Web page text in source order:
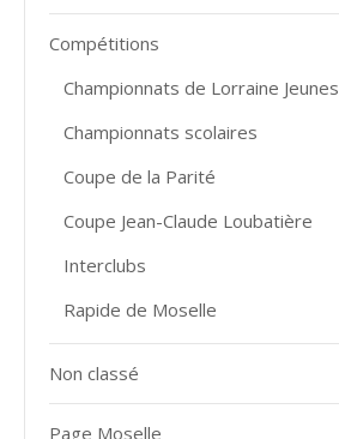
Compétitions
Championnats de Lorraine Jeunes
Championnats scolaires
Coupe de la Parité
Coupe Jean-Claude Loubatière
Interclubs
Rapide de Moselle
Non classé
Page Moselle